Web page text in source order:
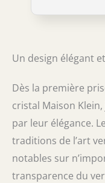
entièrement
la main,
un usage
vaisselle. Nos
chaque verre
déposée à
La Maison
perdurer une
remontant au
Un design élégant
Dès la première
cristal Maison
par leur élégance.
traditions de l’art
notables sur
transparence du